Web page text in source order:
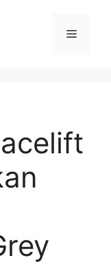
Menu